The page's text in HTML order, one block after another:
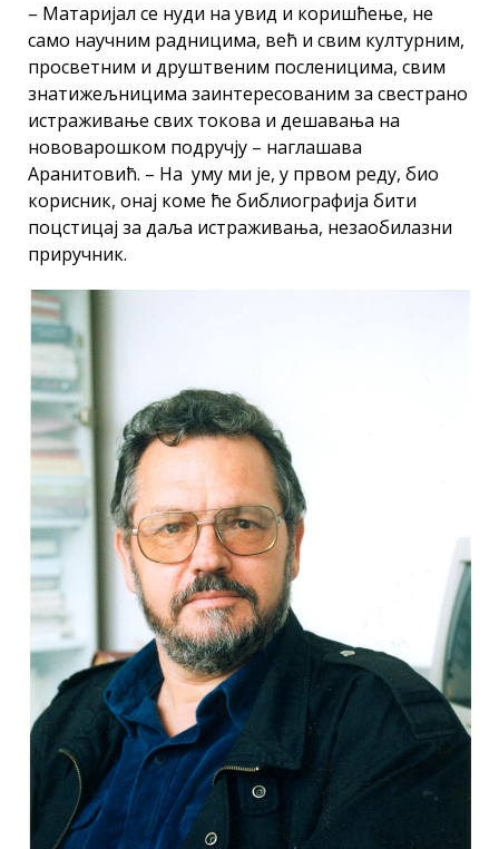
– Матаријал се нуди на увид и коришћење, не
само научним радницима, већ и свим културним,
просветним и друштвеним посленицима, свим
знатижељницима заинтересованим за свестрано
истраживање свих токова и дешавања на
нововарошком подручју – наглашава
Аранитовић. – На уму ми је, у првом реду, био
корисник, онај коме ће библиографија бити
поцстицај за даља истраживања, незаобилазни
приручник.